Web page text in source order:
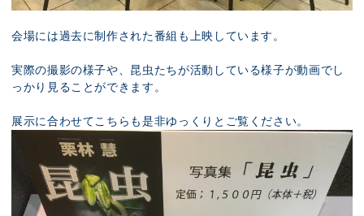
会場には過去に制作された番組も上映しています。
実際の撮影の様子や、昆虫たちが活動している様子が動画でし
っかり見ることができます。
展示に合わせてこちらも是非ゆっくりとご覧ください。